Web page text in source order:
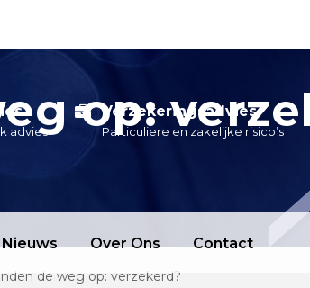
advies
Verzekeringsadvies
Particuliere en zakelijke risico’s
Nieuws Over Ons Contact
op:
de weg op: verzekerd?